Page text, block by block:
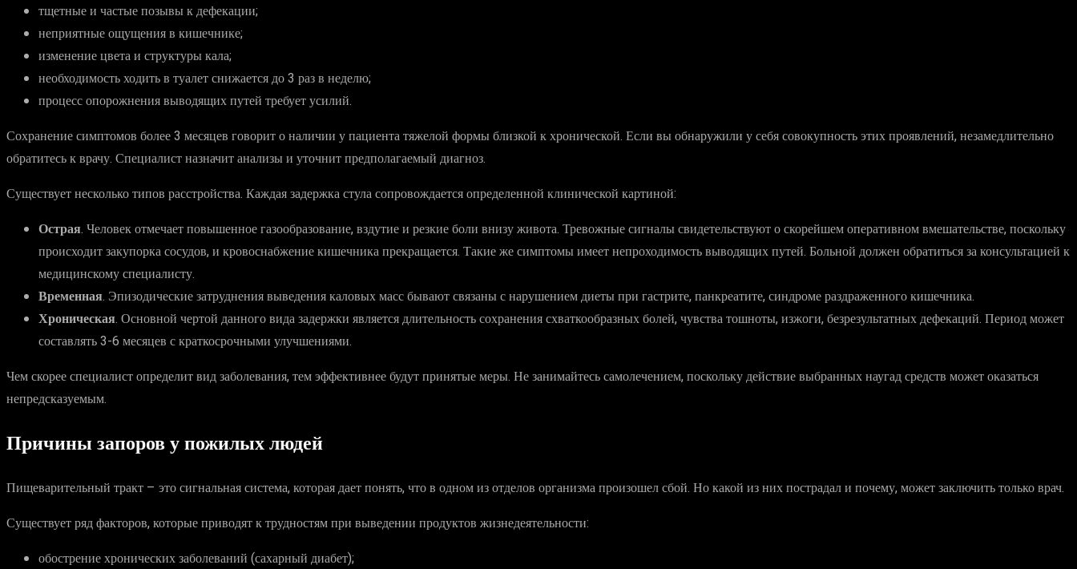
тщетные и частые позывы к дефекации;
неприятные ощущения в кишечнике;
изменение цвета и структуры кала;
необходимость ходить в туалет снижается до 3 раз в неделю;
процесс опорожнения выводящих путей требует усилий.
Сохранение симптомов более 3 месяцев говорит о наличии у пациента тяжелой формы близкой к хронической. Если вы обнаружили у себя совокупность этих проявлений, незамедлительно
обратитесь к врачу. Специалист назначит анализы и уточнит предполагаемый диагноз.
Существует несколько типов расстройства. Каждая задержка стула сопровождается определенной клинической картиной:
Острая. Человек отмечает повышенное газообразование, вздутие и резкие боли внизу живота. Тревожные сигналы свидетельствуют о скорейшем оперативном вмешательстве, поскольку
происходит закупорка сосудов, и кровоснабжение кишечника прекращается. Такие же симптомы имеет непроходимость выводящих путей. Больной должен обратиться за консультацией к
медицинскому специалисту.
Временная. Эпизодические затруднения выведения каловых масс бывают связаны с нарушением диеты при гастрите, панкреатите, синдроме раздраженного кишечника.
Хроническая. Основной чертой данного вида задержки является длительность сохранения схваткообразных болей, чувства тошноты, изжоги, безрезультатных дефекаций. Период может
составлять 3-6 месяцев с краткосрочными улучшениями.
Чем скорее специалист определит вид заболевания, тем эффективнее будут принятые меры. Не занимайтесь самолечением, поскольку действие выбранных наугад средств может оказаться
непредсказуемым.
Причины запоров у пожилых людей
Пищеварительный тракт – это сигнальная система, которая дает понять, что в одном из отделов организма произошел сбой. Но какой из них пострадал и почему, может заключить только врач.
Существует ряд факторов, которые приводят к трудностям при выведении продуктов жизнедеятельности:
обострение хронических заболеваний (сахарный диабет);